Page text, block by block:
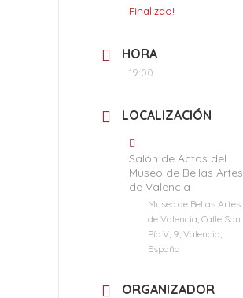
Finalizdo!
HORA
19:00
LOCALIZACIÓN
Salón de Actos del
Museo de Bellas Artes
de Valencia
Museo de Bellas Artes
de Valencia, Calle San
Pío V, 9, Valencia,
España
ORGANIZADOR